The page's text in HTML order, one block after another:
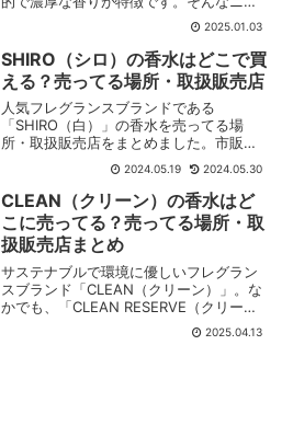
ャネの香水を売ってる場所・取扱販売店
をまとめました。市販・実店舗まずは、
市販・実店舗でニシャネの香水を売って
る場所を紹介します...
2025.01.03
SHIRO（シロ）の香水はどこで買
える？売ってる場所・取扱販売店
人気フレグランスブランドである
「SHIRO（白）」の香水を売ってる場
所・取扱販売店をまとめました。市販・
実店舗まずは、市販・実店舗でSHIROの
香水を売ってる場所を紹介します。
SHIRO店舗SHIROには全国各地に公式店
舗があり、実店舗で製...
2024.05.19 2024.05.30
CLEAN（クリーン）の香水はど
こに売ってる？売ってる場所・取
扱販売店まとめ
サステナブルで環境に優しいフレグラン
スブランド「CLEAN（クリーン）」。な
かでも、「CLEAN RESERVE（クリーン
リザーブ）」は、「CLEAN」シリーズの
上位ラインで、シンプルでユニセックス
2025.04.13